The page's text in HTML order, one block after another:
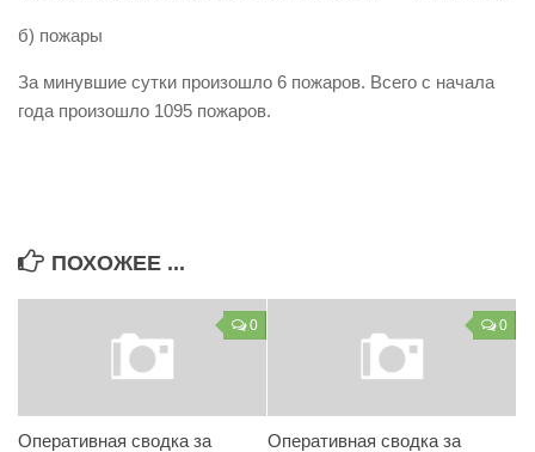
Пресс-центр
Конкурсы
б) пожары
За минувшие сутки произошло 6 пожаров. Всего с начала
года произошло 1095 пожаров.
ПОХОЖЕЕ ...
0
Оперативная сводка за
0
Оперативная сводка за